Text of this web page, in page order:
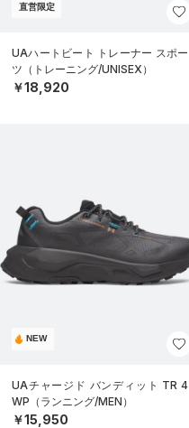
直営限定
UAハートビート トレーナー スポー
ツ（トレーニング/UNISEX）
￥18,920
NEW
UAチャージド バンディット TR 4
WP（ランニング/MEN）
￥15,950